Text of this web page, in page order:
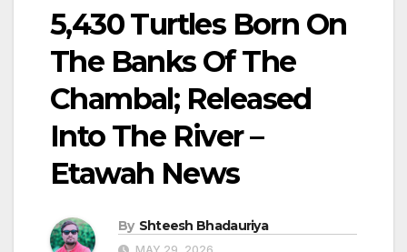
5,430 Turtles Born On
The Banks Of The
Chambal; Released
Into The River –
Etawah News
By Shteesh Bhadauriya